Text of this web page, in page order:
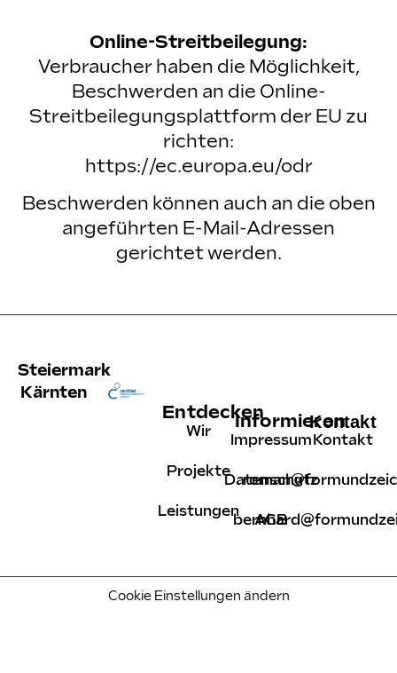
Online-Streitbeilegung:
Verbraucher haben die Möglichkeit,
Beschwerden an die Online-
Streitbeilegungsplattform der EU zu
richten:
https://ec.europa.eu/odr
Beschwerden können auch an die oben
angeführten E-Mail-Adressen
gerichtet werden.
Steiermark
Kärnten
Entdecken
Wir
Projekte
Leistungen
Informieren
Impressum
Datenschutz
AGB
Kontakt
Kontakt
Cookie Einstellungen ändern